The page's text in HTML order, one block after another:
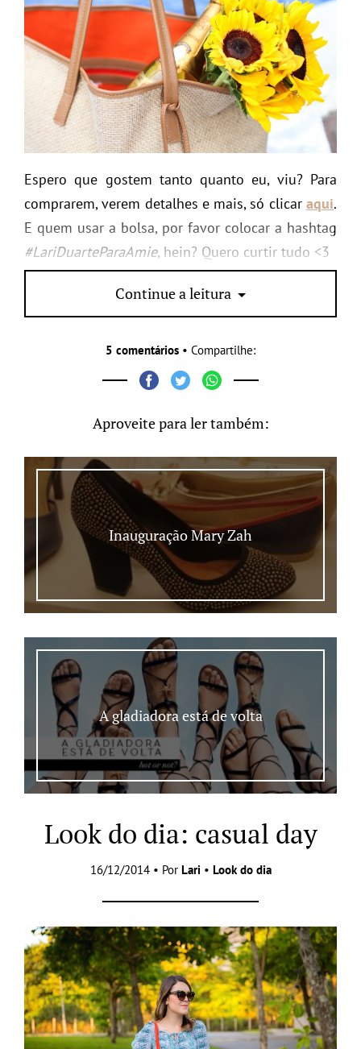
Espero que gostem tanto quanto eu, viu? Para
comprarem, verem detalhes e mais, só clicar aqui.
E quem usar a bolsa, por favor colocar a hashtag
#LariDuarteParaAmie, hein? Quero curtir tudo <3
www.shoplixmix.com.br
Continue a leitura
5 comentários • Compartilhe:
Aproveite para ler também:
Inauguração Mary Zah
A gladiadora está de volta
Look do dia: casual day
16/12/2014 • Por Lari • Look do dia